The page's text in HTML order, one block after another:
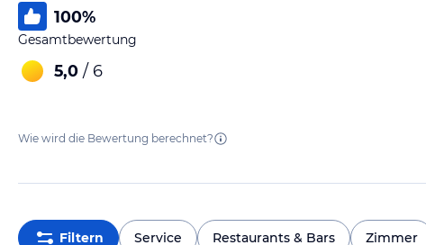
100%
Gesamtbewertung
5,0 / 6
Wie wird die Bewertung berechnet?
Filtern Service Restaurants & Bars Zimmer